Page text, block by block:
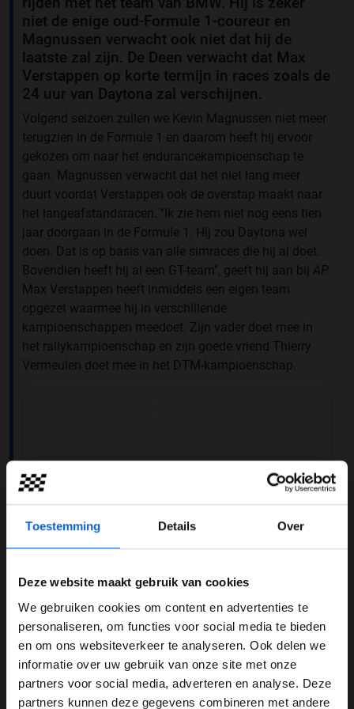
Toestemming Details Over
Deze website maakt gebruik van cookies
We gebruiken cookies om content en advertenties te
personaliseren, om functies voor social media te bieden
en om ons websiteverkeer te analyseren. Ook delen we
informatie over uw gebruik van onze site met onze
partners voor social media, adverteren en analyse. Deze
partners kunnen deze gegevens combineren met andere
niet de enige oud-Formule 1-coureur en
Magnussen verwacht ook niet dat hij de
laatste zal zijn. De Deen verwacht dat Max
Verstappen op korte termijn in races zoals de
24 uur van Daytona zal verschijnen.
Volgend seizoen zullen we Kevin Magnussen niet meer
terugzien in de Formule 1 en daarom heeft hij ervoor
gekozen om naar het endurancekampioenschap te
gaan. Magnussen verwacht dat het niet lang meer
duurt voordat Verstappen ook de overstap maakt naar
het langeafstandsracen. ''Ik zie hem niet nog eens tien
jaar doorgaan in de Formule 1. Hij zou Daytona wel
doen. Dat is op basis van alle simraces die hij al doet.
Bovendien heeft hij al een GT-team'', geeft hij aan bij AP.
Max Verstappen heeft inmiddels een eigen team
opgezet waarmee hij in verschillende
kampioenschappen meedoet. Zijn vader doet mee in
het rallykampioenschap en zijn goede vriend Thierry
Vermeulen doet mee in het DTM-kampioenschap.
Dit bericht op Instagram bekijken
WELKOM BIJ GRAND PRIX RADIO
Ben je 24 jaar of ouder?
Pas je advertentie instellingen aan en klik hieronder om